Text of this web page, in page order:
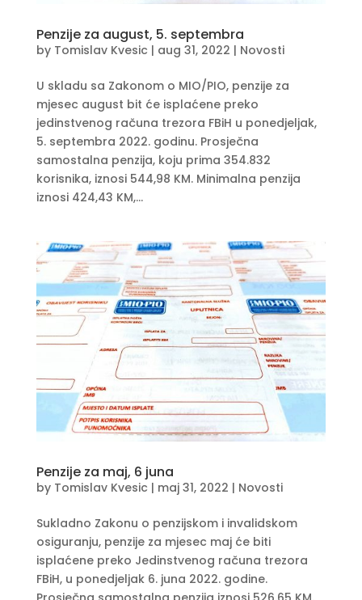
Penzije za august, 5. septembra
by Tomislav Kvesic | aug 31, 2022 | Novosti
U skladu sa Zakonom o MIO/PIO, penzije za
mjesec august bit će isplaćene preko
jedinstvenog računa trezora FBiH u ponedjeljak,
5. septembra 2022. godinu. Prosječna
samostalna penzija, koju prima 354.832
korisnika, iznosi 544,98 KM. Minimalna penzija
iznosi 424,43 KM,...
Penzije za maj, 6 juna
by Tomislav Kvesic | maj 31, 2022 | Novosti
Sukladno Zakonu o penzijskom i invalidskom
osiguranju, penzije za mjesec maj će biti
isplaćene preko Jedinstvenog računa trezora
FBiH, u ponedjeljak 6. juna 2022. godine.